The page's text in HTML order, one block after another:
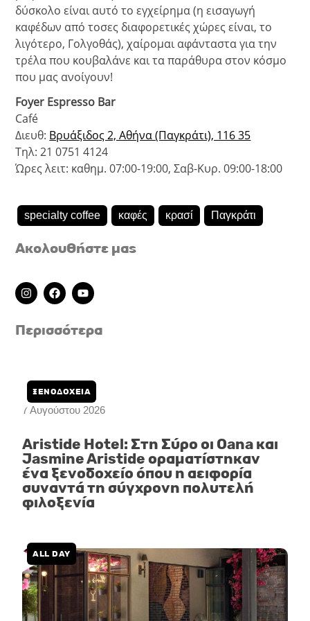
δύσκολο είναι αυτό το εγχείρημα (η εισαγωγή
καφέδων από τοσες διαφορετικές χώρες είναι, το
λιγότερο, Γολγοθάς), χαίρομαι αφάνταστα για την
τρέλα που κουβαλάνε και τα παράθυρα στον κόσμο
που μας ανοίγουν!
Foyer Espresso Bar
Café
Διευθ: Βρυάξιδος 2, Αθήνα (Παγκράτι), 116 35
Τηλ: 21 0751 4124
Ώρες λειτ: καθημ. 07:00-19:00, Σαβ-Κυρ. 09:00-18:00
specialty coffee καφές κρασί Παγκράτι
Ακολουθήστε μας
I
n
s
a
F
a
c
b
Y
o
u
u
b
Περισσότερα
7 Αυγούστου 2026
ΞΕΝΟΔΟΧΕΙΑ
Aristide Hotel: Στη Σύρο οι Oana και
Jasmine Aristide οραματίστηκαν
ένα ξενοδοχείο όπου η αειφορία
συναντά τη σύγχρονη πολυτελή
φιλοξενία
ALL DAY